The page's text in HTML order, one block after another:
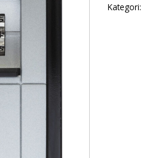
Kategori: